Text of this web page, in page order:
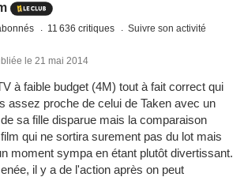
11 636 critiques Suivre son activité
le 21 mai 2014
à faible budget (4M) tout à fait correct qui
assez proche de celui de Taken avec un
sa fille disparue mais la comparaison
qui ne sortira surement pas du lot mais
moment sympa en étant plutôt divertissant.
il y a de l'action après on peut